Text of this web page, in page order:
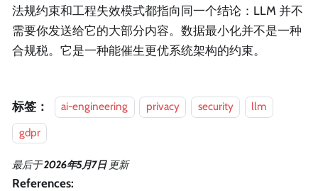
法规约束和工程失效模式都指向同一个结论：LLM 并不
需要你发送给它的大部分内容。数据最小化并不是一种
合规税。它是一种能催生更优系统架构的约束。
标签： ai-engineering privacy security
llm
gdpr
最后于2026年5月7日 更新
References: